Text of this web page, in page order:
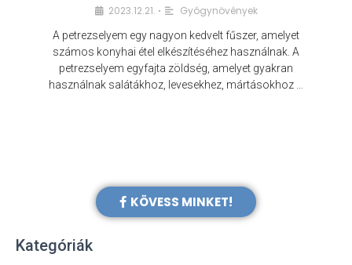
2023.12.21. • Gyógynövények
A petrezselyem egy nagyon kedvelt fűszer, amelyet
számos konyhai étel elkészítéséhez használnak. A
petrezselyem egyfajta zöldség, amelyet gyakran
használnak salátákhoz, levesekhez, mártásokhoz …
KÖVESS MINKET!
Kategóriák